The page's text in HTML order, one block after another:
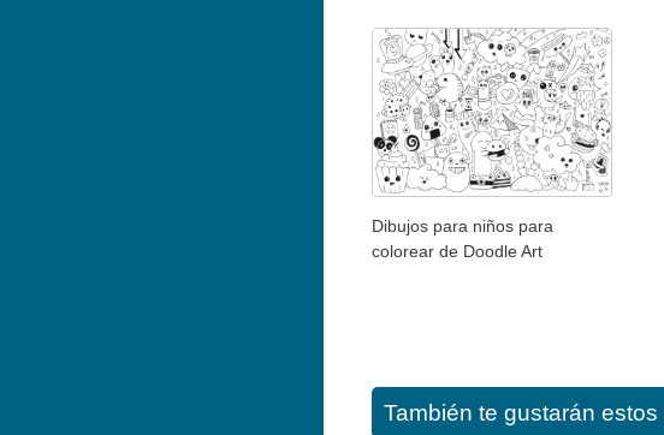
Dibujos para niños para
colorear de Doodle Art
También te gustarán estos